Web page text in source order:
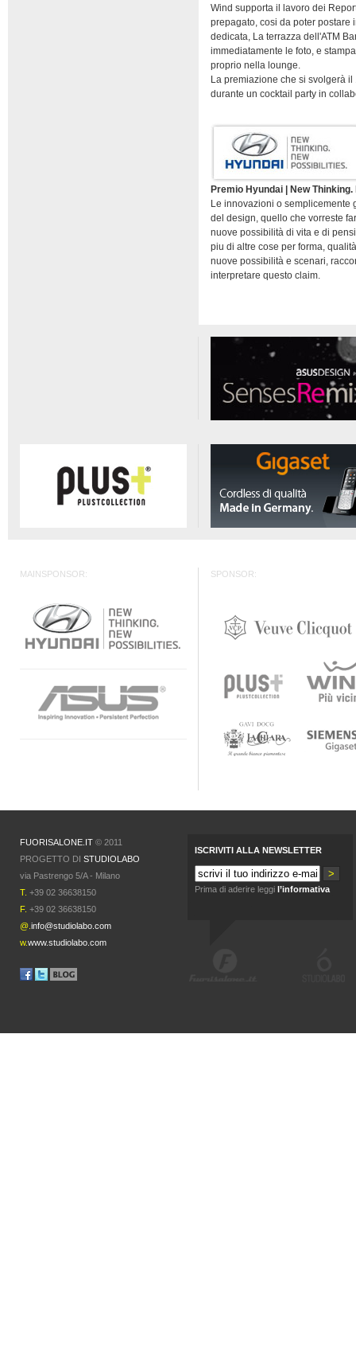
Wind supporta il lavoro dei
prepagato, cosi da poter postare
dedicata, La terrazza dell'ATM
immediatamente le foto, e
proprio nella lounge.
La premiazione che si svolgerà
durante un cocktail party in
Premio Hyundai | New
Le innovazioni o semplicemente
del design, quello che vorreste
nuove possibilità di vita e di
piu di altre cose per forma,
nuove possibilità e scenari,
interpretare questo claim.
MAINSPONSOR: SPONSOR:
FUORISALONE.IT © 2011
PROGETTO DI STUDIOLABO
via Pastrengo 5/A - Milano
T. +39 02 36638150
F. +39 02 36638150
@. info@studiolabo.com
w.www.studiolabo.com
ISCRIVITI ALLA NEWSLETTER
Prima di aderire leggi l’informativa